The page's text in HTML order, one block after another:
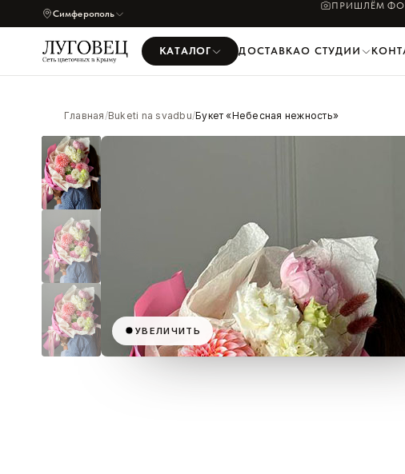
Симферополь
ПРИШЛЁМ
КАТАЛОГ ДОСТАВКАО СТУДИИ
Главная/Buketi na svadbu/Букет «Небесная нежность»
УВЕЛИЧИТЬ